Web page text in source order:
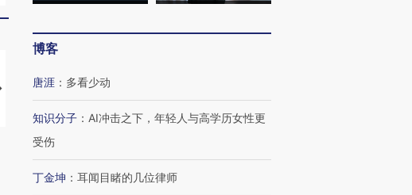
【推广】走进第四届链博
会，让数智科技“链”接产
【特别呈现】寻找100种
有意思的生活方式·第三对
CFO：不靠规模取胜，华
住三大增长引擎是什么？
博客
唐涯 ： 多看少动
知识分子 ： AI冲击之下，年轻人与高学历女性更
受伤
丁金坤 ： 耳闻目睹的几位律师